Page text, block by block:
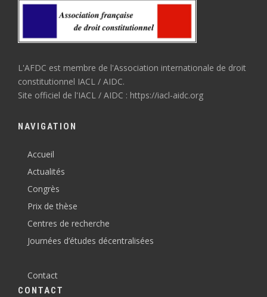
L'AFDC est membre de l'Association internationale de droit
constitutionnel IACL / AIDC.
Site officiel de l'IACL / AIDC : https://iacl-aidc.org
NAVIGATION
Accueil
Actualités
Congrès
Prix de thèse
Centres de recherche
Journées d’études décentralisées
Contact
CONTACT